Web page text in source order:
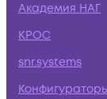
Академия НАГ
КРОС
snr.systems